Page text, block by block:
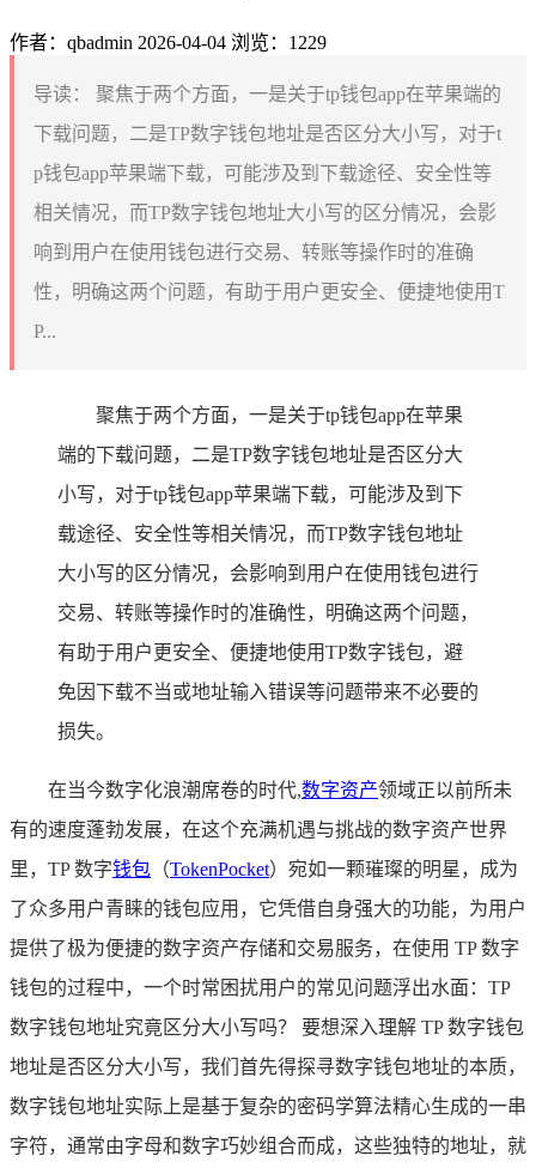
作者：qbadmin 2026-04-04 浏览：1229
导读：
聚焦于两个方面，一是关于tp钱包app在苹果端的
下载问题，二是TP数字钱包地址是否区分大小写，对于t
p钱包app苹果端下载，可能涉及到下载途径、安全性等
相关情况，而TP数字钱包地址大小写的区分情况，会影
响到用户在使用钱包进行交易、转账等操作时的准确
性，明确这两个问题，有助于用户更安全、便捷地使用T
P...
聚焦于两个方面，一是关于tp钱包app在苹果
端的下载问题，二是TP数字钱包地址是否区分大
小写，对于tp钱包app苹果端下载，可能涉及到下
载途径、安全性等相关情况，而TP数字钱包地址
大小写的区分情况，会影响到用户在使用钱包进行
交易、转账等操作时的准确性，明确这两个问题，
有助于用户更安全、便捷地使用TP数字钱包，避
免因下载不当或地址输入错误等问题带来不必要的
损失。
在当今数字化浪潮席卷的时代,数字资产领域正以前所未
有的速度蓬勃发展，在这个充满机遇与挑战的数字资产世界
里，TP 数字钱包 （TokenPocket）宛如一颗璀璨的明星，成为
了众多用户青睐的钱包应用，它凭借自身强大的功能，为用户
提供了极为便捷的数字资产存储和交易服务，在使用 TP 数字
钱包的过程中，一个时常困扰用户的常见问题浮出水面：TP
数字钱包地址究竟区分大小写吗？ 要想深入理解 TP 数字钱包
地址是否区分大小写，我们首先得探寻数字钱包地址的本质，
数字钱包地址实际上是基于复杂的密码学算法精心生成的一串
字符，通常由字母和数字巧妙组合而成，这些独特的地址，就